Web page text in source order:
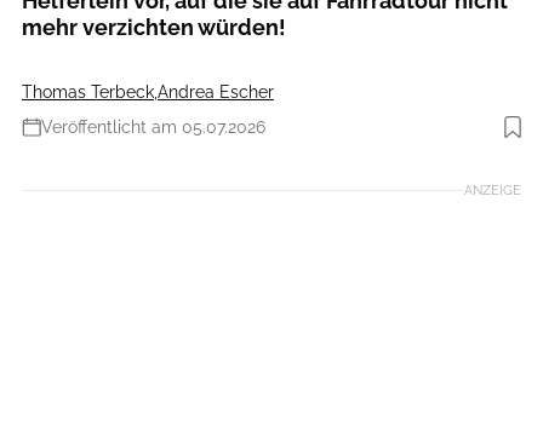
mehr verzichten würden!
Thomas TerbeckAndrea Escher
Veröffentlicht am 05.07.2026
Foto: MediaPortal Geschwister-Zack
ANZEIGE